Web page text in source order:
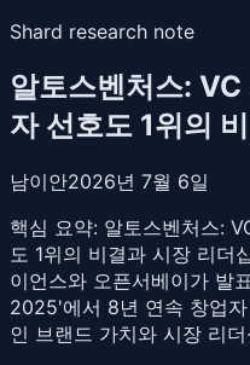
Shard research note
알토스벤처스: VC
자 선호도 1위의
남이안2026년 7월 6일
핵심 요약: 알토스벤처스:
도 1위의 비결과 시장 리더
이언스와 오픈서베이가 발
2025'에서 8년 연속 창업
인 브랜드 가치와 시장 리